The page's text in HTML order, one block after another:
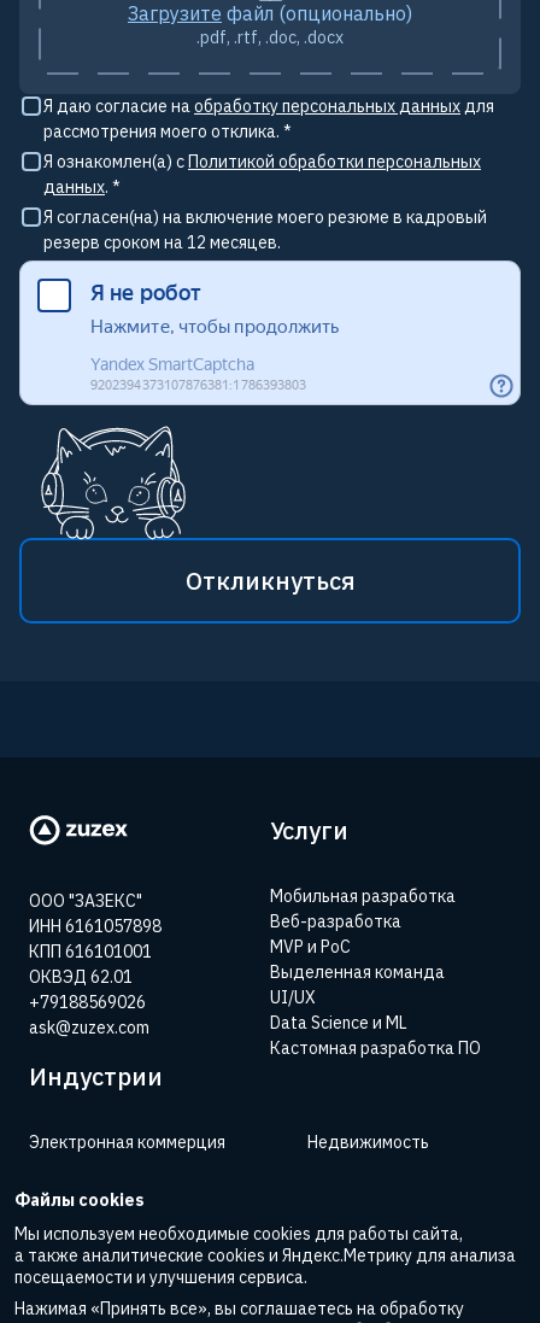
Системный аналитик / System analyst
QA automation Java / AQA Engineer
Frontend разработчик
Начинающий Frontend разработчик
Загрузите файл (опционально)
.pdf, .rtf, .doc, .docx
Я даю согласие наобработку персональных данныхдля
рассмотрения моего отклика. *
Я ознакомлен(а) сПолитикой обработки персональных
данных. *
Я согласен(на) на включение моего резюме в кадровый
резерв сроком на 12 месяцев.
Откликнуться
ООО "ЗАЗЕКС"
ИНН 6161057898
КПП 616101001
ОКВЭД 62.01
+79188569026
ask@zuzex.com
Услуги
Мобильная разработка
Веб-разработка
MVP и PoC
Выделенная команда
UI/UX
Data Science и ML
Кастомная разработка ПО
Индустрии
Электронная коммерция
Нефтегаз
Образование
Недвижимость
Фудтех
Файлы cookies
Мы используем необходимые cookies для работы сайта,
а также аналитические cookies и Яндекс.Метрику для анализа
посещаемости и улучшения сервиса.
Нажимая «Принять все», вы соглашаетесь на обработку